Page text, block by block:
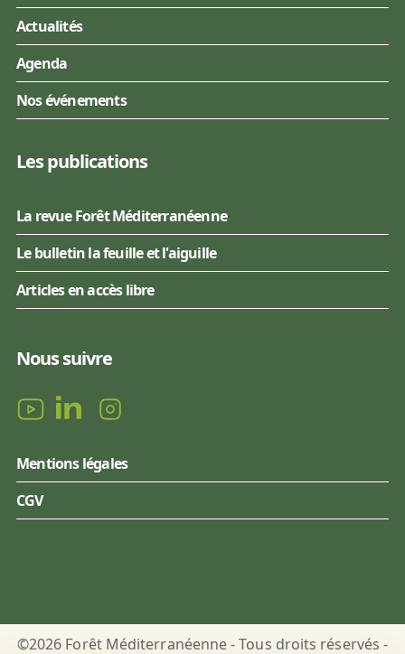
Actualités
Agenda
Nos événements
Les publications
La revue Forêt Méditerranéenne
Le bulletin la feuille et l'aiguille
Articles en accès libre
Nous suivre
Mentions légales
CGV
©2026 Forêt Méditerranéenne - Tous droits réservés -